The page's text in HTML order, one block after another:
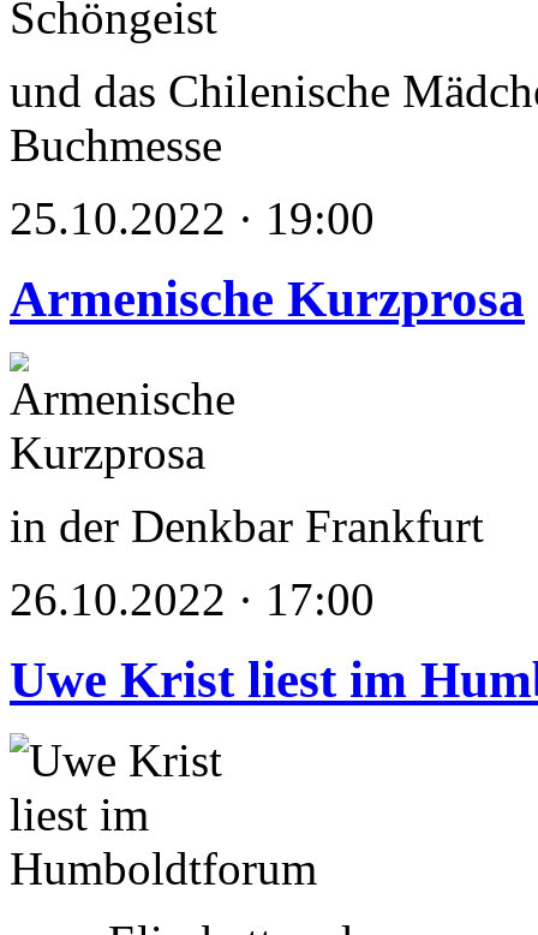
und das Chilenische
Buchmesse
25.10.2022 · 19:00
Armenische Kurzprosa
in der Denkbar Frankfurt
26.10.2022 · 17:00
Uwe Krist liest im